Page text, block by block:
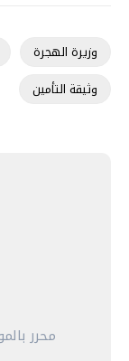
وزيرة الهجرة
وثيقة التأمين
محرر